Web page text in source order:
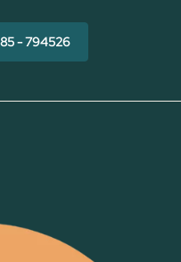
- 794526